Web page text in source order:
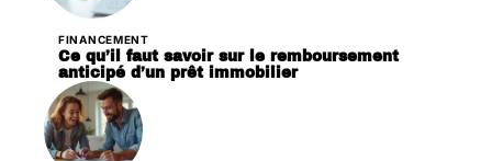
FINANCEMENT
Ce qu’il faut savoir sur le remboursement
anticipé d’un prêt immobilier